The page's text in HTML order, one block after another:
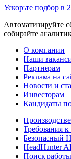
Ускорьте подбор в
Автоматизируйте
собирайте
О компании
Наши
Партнерам
Реклама на
Новости и
Инвесторам
Кандидаты
Требования
Безопасный
HeadHunter
Поиск работы